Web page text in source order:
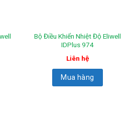
Bộ Điều Khiển Nhiệt Độ Eliwell
IDPlus 974
Liên hệ
Mua hàng